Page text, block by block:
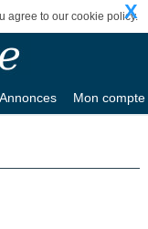
agree to our cookie policy.
X
Annonces Mon compte